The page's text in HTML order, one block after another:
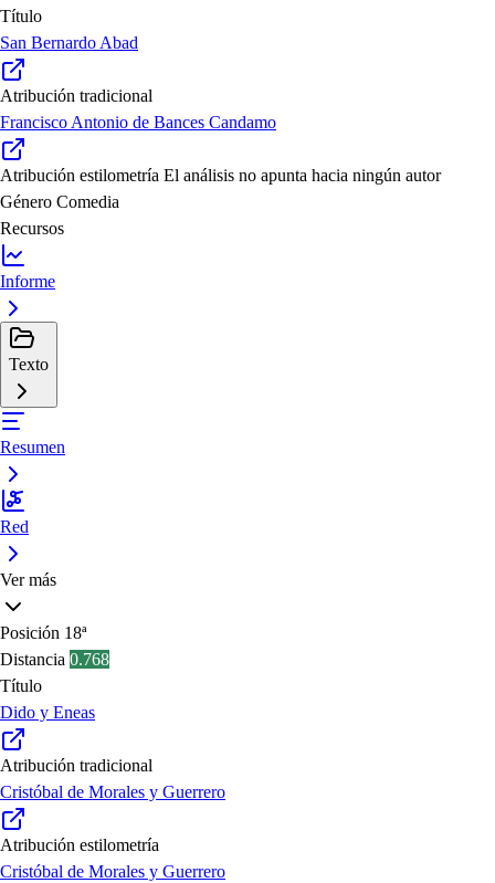
Título
San Bernardo Abad
Atribución tradicional
Francisco Antonio de Bances Candamo
Atribución estilometría El análisis no apunta hacia ningún autor
Género Comedia
Recursos
Informe
Texto
Resumen
Red
Ver más
Posición 18ª
Distancia 0.768
Título
Dido y Eneas
Atribución tradicional
Cristóbal de Morales y Guerrero
Atribución estilometría
Cristóbal de Morales y Guerrero